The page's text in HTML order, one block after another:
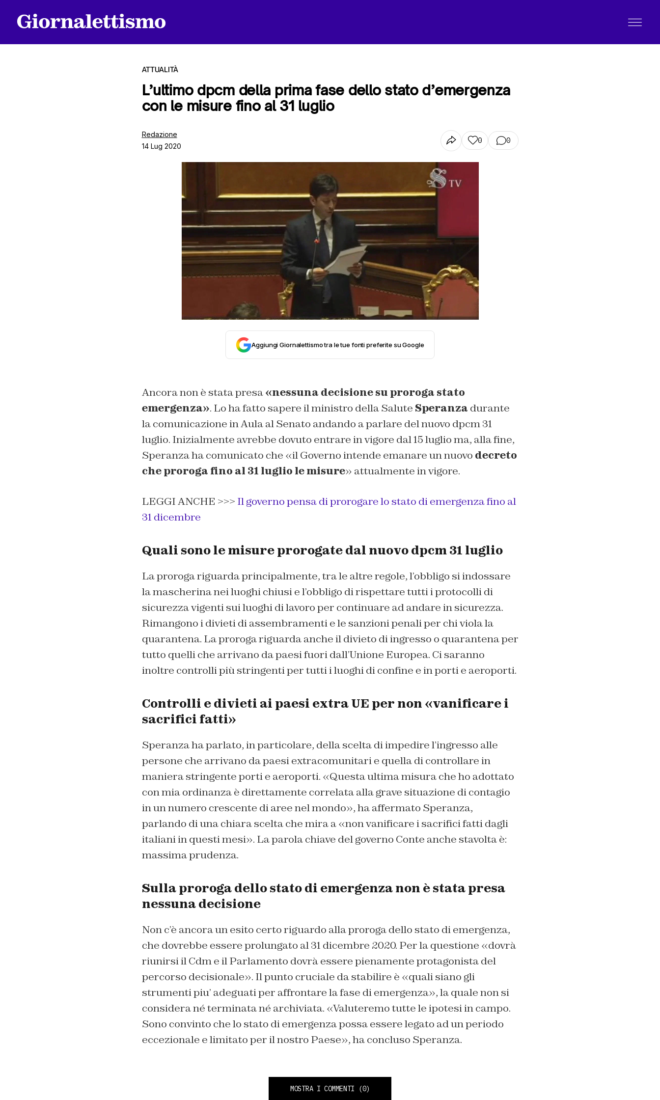
ATTUALITÀ
L’ultimo dpcm della prima fase dello stato d’emergenza
con le misure fino al 31 luglio
Redazione
14 Lug 2020
0 0
Aggiungi Giornalettismo tra le tue fonti preferite su Google
Ancora non è stata presa«nessuna decisione su proroga stato
emergenza». Lo ha fatto sapere il ministro della Salute Speranza durante
la comunicazione in Aula al Senato andando a parlare del nuovo dpcm 31
luglio. Inizialmente avrebbe dovuto entrare in vigore dal 15 luglio ma, alla fine,
Speranza ha comunicato che «il Governo intende emanare un nuovo decreto
che proroga fino al 31 luglio le misure» attualmente in vigore.
LEGGI ANCHE >>> Il governo pensa di prorogare lo stato di emergenza fino al
31 dicembre
Quali sono le misure prorogate dal nuovo dpcm 31 luglio
La proroga riguarda principalmente, tra le altre regole, l’obbligo si indossare
la mascherina nei luoghi chiusi e l’obbligo di rispettare tutti i protocolli di
sicurezza vigenti sui luoghi di lavoro per continuare ad andare in sicurezza.
Rimangono i divieti di assembramenti e le sanzioni penali per chi viola la
quarantena. La proroga riguarda anche il divieto di ingresso o quarantena per
tutto quelli che arrivano da paesi fuori dall’Unione Europea. Ci saranno
inoltre controlli più stringenti per tutti i luoghi di confine e in porti e aeroporti.
Controlli e divieti ai paesi extra UE per non «vanificare i
sacrifici fatti»
Speranza ha parlato, in particolare, della scelta di impedire l’ingresso alle
persone che arrivano da paesi extracomunitari e quella di controllare in
maniera stringente porti e aeroporti. «Questa ultima misura che ho adottato
con mia ordinanza è direttamente correlata alla grave situazione di contagio
in un numero crescente di aree nel mondo», ha affermato Speranza,
parlando di una chiara scelta che mira a «non vanificare i sacrifici fatti dagli
italiani in questi mesi». La parola chiave del governo Conte anche stavolta è:
massima prudenza.
Sulla proroga dello stato di emergenza non è stata presa
nessuna decisione
Non c’è ancora un esito certo riguardo alla proroga dello stato di emergenza,
che dovrebbe essere prolungato al 31 dicembre 2020. Per la questione «dovrà
riunirsi il Cdm e il Parlamento dovrà essere pienamente protagonista del
percorso decisionale». Il punto cruciale da stabilire è «quali siano gli
strumenti piu’ adeguati per affrontare la fase di emergenza», la quale non si
considera né terminata né archiviata. «Valuteremo tutte le ipotesi in campo.
Sono convinto che lo stato di emergenza possa essere legato ad un periodo
eccezionale e limitato per il nostro Paese», ha concluso Speranza.
MOSTRA I COMMENTI (0)